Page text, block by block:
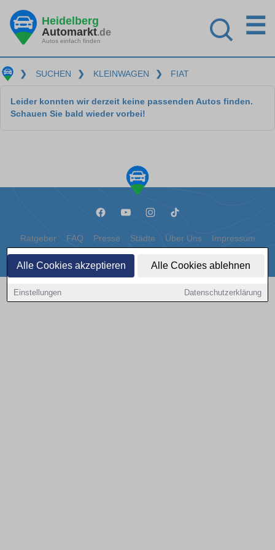
Alle Cookies akzeptieren Alle Cookies ablehnen
Einstellungen Datenschutzerklärung
Heidelberg
Automarkt.de
Autos einfach finden
☰
❯ SUCHEN ❯ KLEINWAGEN ❯ FIAT
Leider konnten wir derzeit keine passenden Autos finden.
Schauen Sie bald wieder vorbei!
Ratgeber FAQ Presse Städte Über Uns Impressum
Datenschutz Cookies
Copyright © 2000 - 2026 | 1A Infosysteme GmbH | Content by: 1a-sites-autos